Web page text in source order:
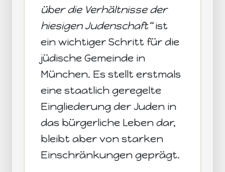
über die Verhältnisse der
hiesigen Judenschaft“ist
ein wichtiger Schritt für die
jüdische Gemeinde in
München. Es stellt erstmals
eine staatlich geregelte
Eingliederung der Juden in
das bürgerliche Leben dar,
bleibt aber von starken
Einschränkungen geprägt.